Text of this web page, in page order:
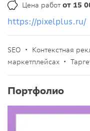
Цена работ от 15
https://pixelplus.ru/
SEO • Контекстная
маркетплейсах •
Портфолио